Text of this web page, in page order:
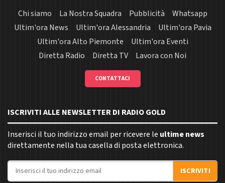
Chi siamo La Nostra Squadra Pubblicità
Whatsapp
Ultim'ora News
Ultim'ora Alessandria
Ultim'ora Pavia
Ultim'ora Alto Piemonte
Ultim'ora Eventi
Diretta Radio
Diretta TV Lavora con Noi
CONTATTACI
ISCRIVITI ALLE NEWSLETTER DI RADIO GOLD
Inserisci il tuo indirizzo email per ricevere le ultime news
direttamente nella tua casella di posta elettronica.
Indirizzo email
ISCRIVITI